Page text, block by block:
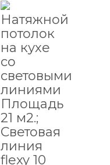
Натяжной
потолок
на кухе
со
световыми
линиями
Площадь
21 м2.;
Световая
линия
flexy 10